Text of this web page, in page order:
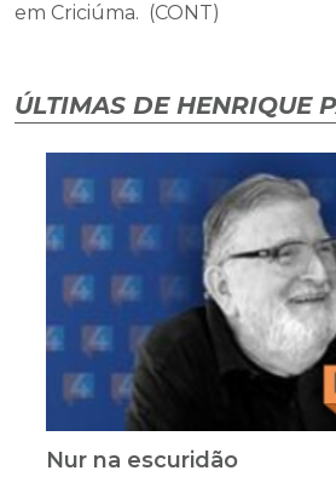
em Criciúma. (CONT)
ÚLTIMAS DE HENRIQUE
Nur na escuridão